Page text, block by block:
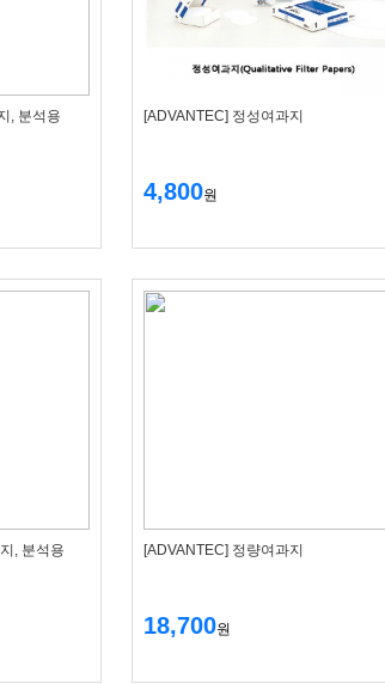
, 분석용 [ADVANTEC] 정성여과지
4,800원
, 분석용 [ADVANTEC] 정량여과지
18,700원